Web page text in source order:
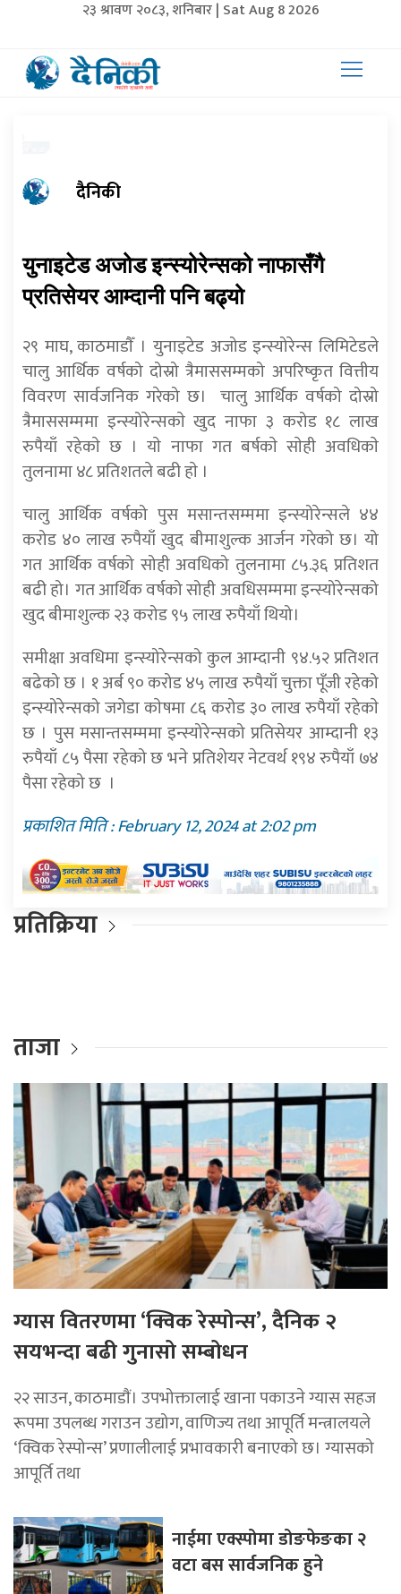
२३ श्रावण २०८३, शनिबार | Sat Aug 8 2026
दैनिकी
युनाइटेड अजोड इन्स्योरेन्सको नाफासँगै
प्रतिसेयर आम्दानी पनि बढ्यो
२९ माघ, काठमाडाैँ । युनाइटेड अजोड इन्स्योरेन्स लिमिटेडले
चालु आर्थिक वर्षको दोस्रो त्रैमाससम्मको अपरिष्कृत वित्तीय
विवरण सार्वजनिक गरेको छ। चालु आर्थिक वर्षको दोस्रो
त्रैमाससम्ममा इन्स्योरेन्सकाे खुद नाफा ३ करोड १८ लाख
रुपैयाँ रहेकाे छ । याे नाफा गत बर्षकाे साेही अवधिकाे
तुलनामा ४८ प्रतिशतले बढी हाे ।
चालु आर्थिक वर्षको पुस मसान्तसम्ममा इन्स्योरेन्सले ४४
करोड ४० लाख रुपैयाँ खुद बीमाशुल्क आर्जन गरेको छ। यो
गत आर्थिक वर्षको सोही अवधिको तुलनामा ८५.३६ प्रतिशत
बढी हो। गत आर्थिक वर्षको सोही अवधिसम्ममा इन्स्योरेन्सको
खुद बीमाशुल्क २३ करोड ९५ लाख रुपैयाँ थियो।
समीक्षा अवधिमा इन्स्योरेन्सको कुल आम्दानी ९४.५२ प्रतिशत
बढेको छ । १ अर्ब ९० करोड ४५ लाख रुपैयाँ चुक्ता पूँजी रहेको
इन्स्योरेन्सको जगेडा काेषमा ८६ करोड ३० लाख रुपैयाँ रहेकाे
छ । पुस मसान्तसम्ममा इन्स्योरेन्सको प्रतिसेयर आम्दानी १३
रुपैयाँ ८५ पैसा रहेको छ भने प्रतिशेयर नेटवर्थ १९४ रुपैयाँ ७४
पैसा रहेको छ ।
प्रकाशित मिति : February 12, 2024 at 2:02 pm
प्रतिक्रिया
ताजा
ग्यास वितरणमा ‘क्विक रेस्पोन्स’, दैनिक २
सयभन्दा बढी गुनासो सम्बोधन
२२ साउन, काठमाडाैं। उपभोक्तालाई खाना पकाउने ग्यास सहज
रूपमा उपलब्ध गराउन उद्योग, वाणिज्य तथा आपूर्ति मन्त्रालयले
‘क्विक रेस्पोन्स’ प्रणालीलाई प्रभावकारी बनाएको छ। ग्यासको
आपूर्ति तथा
नाईमा एक्स्पोमा डोङफेङका २
वटा बस सार्वजनिक हुने